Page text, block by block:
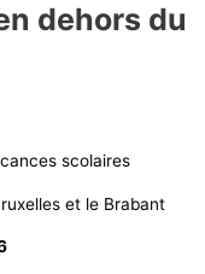
dehors du
scolaires
et le Brabant